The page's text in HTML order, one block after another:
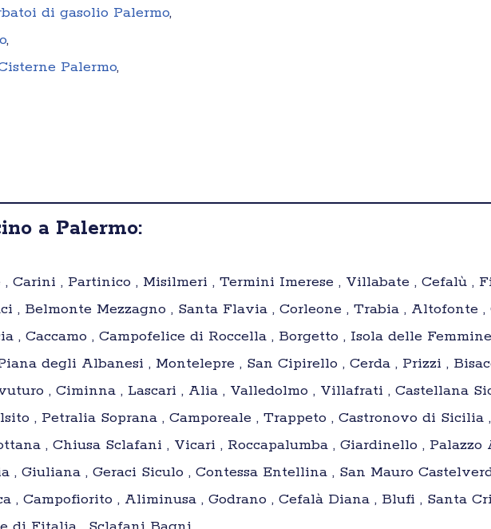
di gasolio Palermo,
,
Palermo,
a Palermo:
, Carini , Partinico , Misilmeri , Termini Imerese , Villabate , Cefalù ,
, Belmonte Mezzagno , Santa Flavia , Corleone , Trabia , Altofonte ,
, Caccamo , Campofelice di Roccella , Borgetto , Isola delle
degli Albanesi , Montelepre , San Cipirello , Cerda , Prizzi ,
, Ciminna , Lascari , Alia , Valledolmo , Villafrati , Castellana
, Petralia Soprana , Camporeale , Trappeto , Castronovo di Sicilia
, Chiusa Sclafani , Vicari , Roccapalumba , Giardinello ,
Giuliana , Geraci Siculo , Contessa Entellina , San Mauro
, Campofiorito , Aliminusa , Godrano , Cefalà Diana , Blufi , Santa